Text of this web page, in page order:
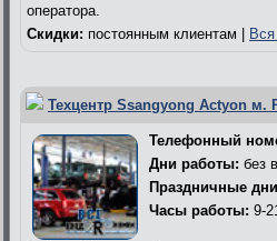
оператора.
Скидки: постоянным клиентам |
Техцентр Ssangyong Actyon м.
Телефонный
Дни работы: без
Праздничные
Часы работы: 9-